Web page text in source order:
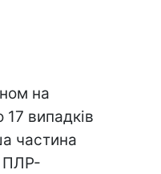
на
17 випадків
частина
ПЛР-